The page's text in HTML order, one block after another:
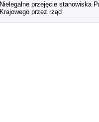
Nielegalne przejęcie stanowiska
Krajowego przez rząd